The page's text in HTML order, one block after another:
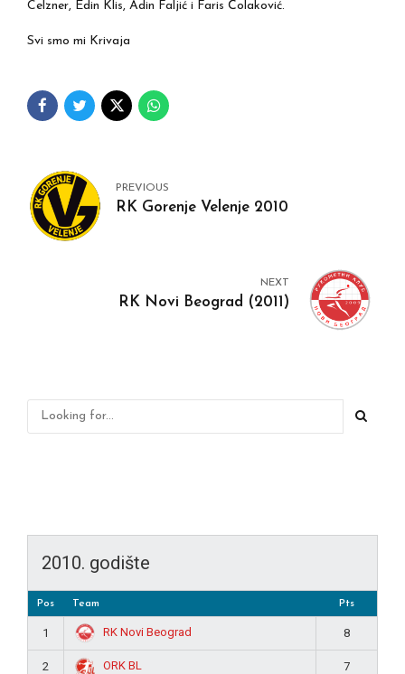
Celzner, Edin Klis, Adin Faljić i Faris Čolaković.
Svi smo mi Krivaja
PREVIOUS
RK Gorenje Velenje 2010
NEXT
RK Novi Beograd (2011)
2010. godište
Pos Team Pts
1 RK Novi Beograd 8
2 ORK BL 7